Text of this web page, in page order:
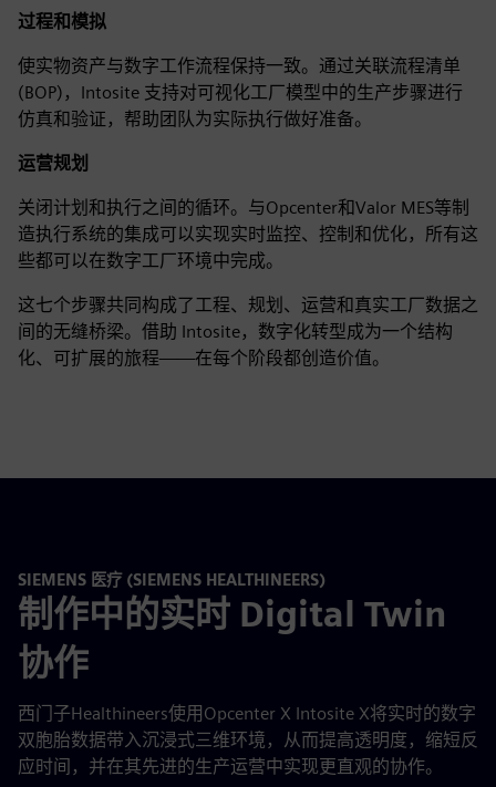
过程和模拟
使实物资产与数字工作流程保持一致。通过关联流程清单
(BOP)，Intosite 支持对可视化工厂模型中的生产步骤进行
仿真和验证，帮助团队为实际执行做好准备。
运营规划
关闭计划和执行之间的循环。与Opcenter和Valor MES等制
造执行系统的集成可以实现实时监控、控制和优化，所有这
些都可以在数字工厂环境中完成。
这七个步骤共同构成了工程、规划、运营和真实工厂数据之
间的无缝桥梁。借助 Intosite，数字化转型成为一个结构
化、可扩展的旅程——在每个阶段都创造价值。
SIEMENS 医疗 (SIEMENS HEALTHINEERS)
制作中的实时 Digital Twin
协作
西门子Healthineers使用Opcenter X Intosite X将实时的数字
双胞胎数据带入沉浸式三维环境，从而提高透明度，缩短反
应时间，并在其先进的生产运营中实现更直观的协作。